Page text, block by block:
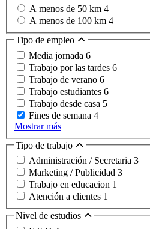
A menos de 50 km 4
A menos de 100 km 4
Tipo de empleo
Media jornada 6
Trabajo por las tardes 6
Trabajo de verano 6
Trabajo estudiantes 6
Trabajo desde casa 5
Fines de semana 4
Mostrar más
Tipo de trabajo
Administración / Secretaria 3
Marketing / Publicidad 3
Trabajo en educacion 1
Atención a clientes 1
Nivel de estudios